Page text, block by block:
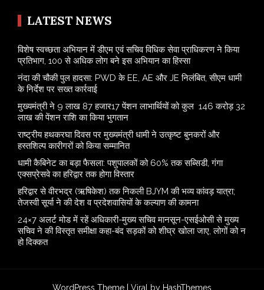
LATEST NEWS
विशेष स्वच्छता अभियान में डीएम एवं सचिव विधिक सेवा प्राधिकरण ने किया
प्रतिभाग, 100 से अधिक लोग बने इस अभियान का हिस्सा
नंदा की चौकी पुल हादसा: PWD के EE, AE और JE निलंबित, सीएम धामी
के निर्देश पर सख्त कार्रवाई
मुख्यमंत्री ने 9 लाख 87 हजार17 पेंशन लाभार्थियों को कुल 146 करोड़ 32
लाख की पेंशन राशि का किया भुगतान
राष्ट्रीय हथकरघा दिवस पर मुख्यमंत्री धामी ने उत्कृष्ट बुनकरों और
हस्तशिल्प कारीगरों को किया सम्मानित
​धामी कैबिनेट का बड़ा फैसला: पशुपालकों को 60% तक सब्सिडी, गंगा
एक्सप्रेसवे का हरिद्वार तक होगा विस्तार
​हरिद्वार से वीरभद्र (ऋषिकेश) तक निकली BJYM की भव्य कांवड़ यात्रा;
तेजस्वी सूर्या ने की देश व प्रदेशवासियों के कल्याण की कामना
24×7 अलर्ट मोड में रहें अधिकारी-मुख्य सचिव मानसून-एसईओसी से मुख्य
सचिव ने की विस्तृत समीक्षा कहा-बंद सड़कों को शीघ्र खोला जाए, लोगों को न
हो दिक्कत
WordPress Theme | Viral by HashThemes